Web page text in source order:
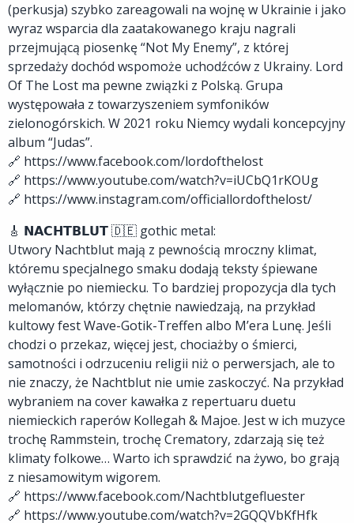
(perkusja) szybko zareagowali na wojnę w Ukrainie i jako
wyraz wsparcia dla zaatakowanego kraju nagrali
przejmującą piosenkę “Not My Enemy”, z której
sprzedaży dochód wspomoże uchodźców z Ukrainy. Lord
Of The Lost ma pewne związki z Polską. Grupa
występowała z towarzyszeniem symfoników
zielonogórskich. W 2021 roku Niemcy wydali koncepcyjny
album “Judas”.
🔗 https://www.facebook.com/lordofthelost
🔗 https://www.youtube.com/watch?v=iUCbQ1rKOUg
🔗 https://www.instagram.com/officiallordofthelost/
🎸 𝗡𝗔𝗖𝗛𝗧𝗕𝗟𝗨𝗧 🇩🇪 gothic metal:
Utwory Nachtblut mają z pewnością mroczny klimat,
któremu specjalnego smaku dodają teksty śpiewane
wyłącznie po niemiecku. To bardziej propozycja dla tych
melomanów, którzy chętnie nawiedzają, na przykład
kultowy fest Wave-Gotik-Treffen albo M’era Lunę. Jeśli
chodzi o przekaz, więcej jest, chociażby o śmierci,
samotności i odrzuceniu religii niż o perwersjach, ale to
nie znaczy, że Nachtblut nie umie zaskoczyć. Na przykład
wybraniem na cover kawałka z repertuaru duetu
niemieckich raperów Kollegah & Majoe. Jest w ich muzyce
trochę Rammstein, trochę Crematory, zdarzają się też
klimaty folkowe… Warto ich sprawdzić na żywo, bo grają
z niesamowitym wigorem.
🔗 https://www.facebook.com/Nachtblutgefluester
🔗 https://www.youtube.com/watch?v=2GQQVbKfHfk